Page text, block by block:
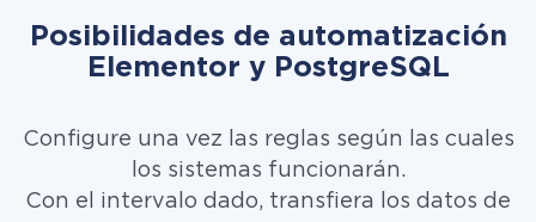
Posibilidades de automatización
Elementor y PostgreSQL
Configure una vez las reglas según las cuales
los sistemas funcionarán.
Con el intervalo dado, transfiera los datos de